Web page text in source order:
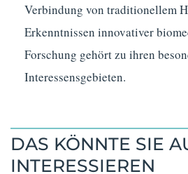
Verbindung von traditionellem
Erkenntnissen innovativer
Forschung gehört zu ihren
Interessensgebieten.
DAS KÖNNTE SIE
INTERESSIEREN